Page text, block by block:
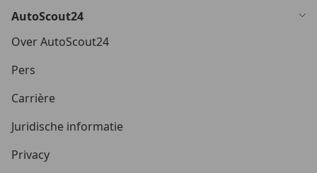
AutoScout24
Over AutoScout24
Pers
Carrière
Juridische informatie
Privacy